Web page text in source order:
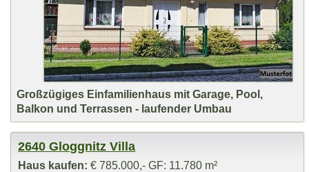
Großzügiges Einfamilienhaus mit Garage, Pool,
Balkon und Terrassen - laufender Umbau
2640 Gloggnitz Villa
Haus kaufen: € 785.000,- GF: 11.780 m²